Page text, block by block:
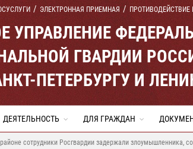
ЭЛЕКТРОННАЯ ПРИЕМНАЯ
УПРАВЛЕНИЕ
ГВАРДИИ
ПЕТЕРБУРГУ И
ДЕЯТЕЛЬНОСТЬ ДЛЯ ГРАЖДАН
сотрудники Росгвардии задержали злоумышленника,